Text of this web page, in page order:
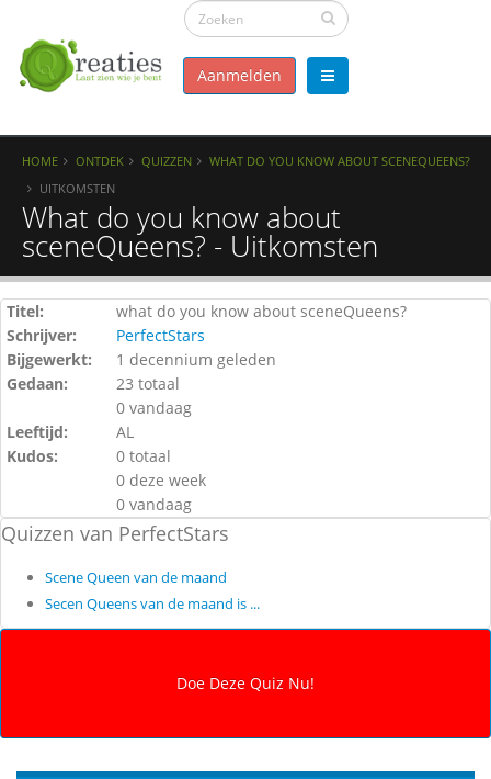
Aanmelden
HOME ONTDEK QUIZZEN
WHAT DO YOU KNOW ABOUT SCENEQUEENS?
UITKOMSTEN
What do you know about
sceneQueens? - Uitkomsten
Titel:
what do you know about sceneQueens?
Schrijver:
PerfectStars
Bijgewerkt:
1 decennium geleden
Gedaan:
23 totaal
0 vandaag
Leeftijd:
AL
Kudos:
0 totaal
0 deze week
0 vandaag
Quizzen van PerfectStars
Scene Queen van de maand
Secen Queens van de maand is ...